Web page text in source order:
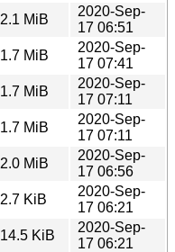
2.1 MiB
2020-Sep-
17 06:51
1.7 MiB
2020-Sep-
17 07:41
1.7 MiB
2020-Sep-
17 07:11
1.7 MiB
2020-Sep-
17 07:11
2.0 MiB
2020-Sep-
17 06:56
2.7 KiB
2020-Sep-
17 06:21
14.5 KiB
2020-Sep-
17 06:21